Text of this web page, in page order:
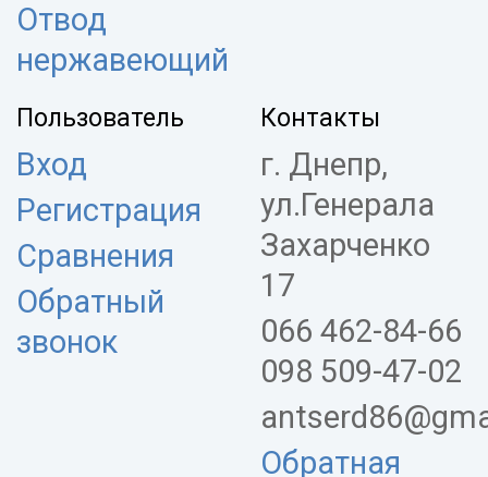
Отвод
нержавеющий
Пользователь
Вход
Регистрация
Сравнения
Обратный
звонок
Контакты
г. Днепр,
ул.Генерала
Захарченко
17
066 462-84-66
098 509-47-02
Обратная